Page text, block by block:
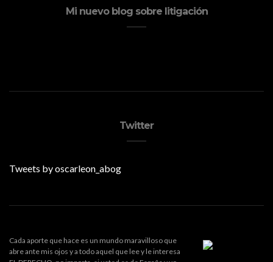
Mi nuevo blog sobre litigación
Twitter
Tweets by oscarleon_abog
Cada aporte que hace es un mundo maravilloso que
abre ante mis ojos y a todo aquel que lee y le interesa